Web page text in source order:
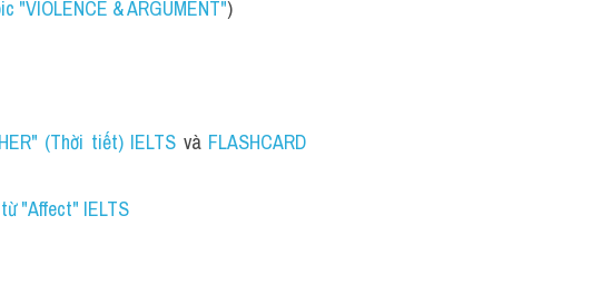
"VIOLENCE & ARGUMENT")
(Thời tiết) IELTS và FLASHCARD
"Affect" IELTS